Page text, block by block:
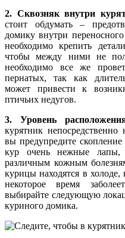
2. Сквозняк внутри
стоит обдумать –
домику внутри
необходимо крепить
чтобы между ними не
необходимо все же
пернатых, так как
может привести к
птичьих недугов.
3. Уровень
курятник
вы предупредите
кур очень нежные лапы,
различным кожным
курицы находятся в холоде,
некоторое время
выбирайте следующую
куриного домика.